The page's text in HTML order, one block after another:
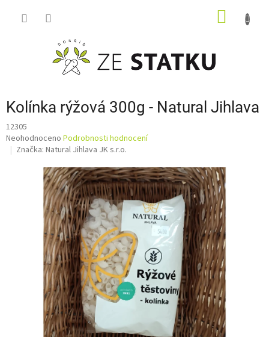
Kolínka rýžová 300g - Natural Jihlava
12305
Průměrné
hodnocení
hvězdiček.
Neohodnoceno Podrobnosti hodnocení
Značka: Natural Jihlava JK s.r.o.